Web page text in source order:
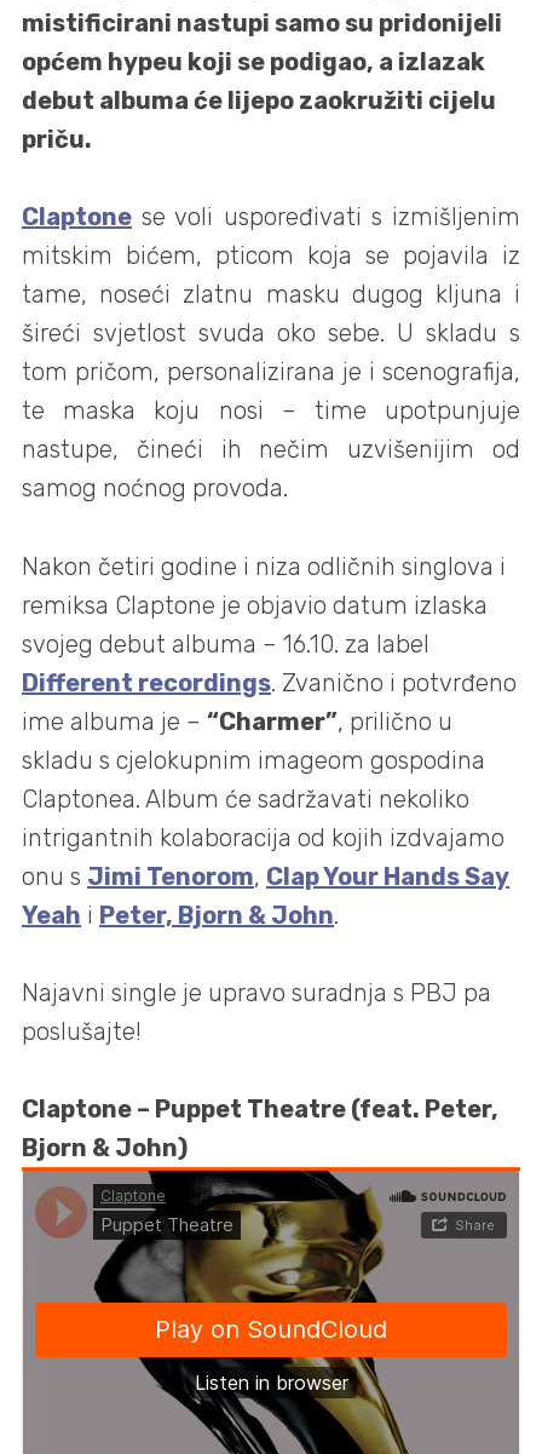
mistificirani nastupi samo su pridonijeli
općem hypeu koji se podigao, a izlazak
debut albuma će lijepo zaokružiti cijelu
priču.
Claptone se voli uspoređivati s izmišljenim
mitskim bićem, pticom koja se pojavila iz
tame, noseći zlatnu masku dugog kljuna i
šireći svjetlost svuda oko sebe. U skladu s
tom pričom, personalizirana je i scenografija,
te maska koju nosi – time upotpunjuje
nastupe, čineći ih nečim uzvišenijim od
samog noćnog provoda.
Nakon četiri godine i niza odličnih singlova i
remiksa Claptone je objavio datum izlaska
svojeg debut albuma – 16.10. za label
Different recordings. Zvanično i potvrđeno
ime albuma je – “Charmer”, prilično u
skladu s cjelokupnim imageom gospodina
Claptonea. Album će sadržavati nekoliko
intrigantnih kolaboracija od kojih izdvajamo
onu s Jimi Tenorom, Clap Your Hands Say
Yeah i Peter, Bjorn & John.
Najavni single je upravo suradnja s PBJ pa
poslušajte!
Claptone – Puppet Theatre (feat. Peter,
Bjorn & John)